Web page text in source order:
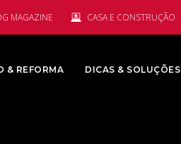
MAGAZINE CASA E CONSTRUÇÃO
& REFORMA DICAS & SOLUÇÕES